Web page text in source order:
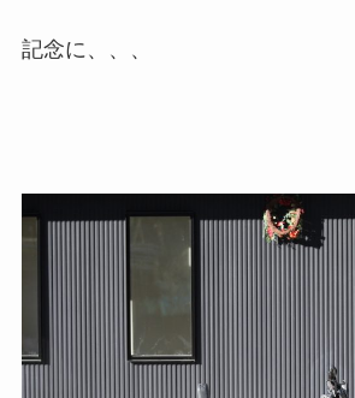
記念に、、、